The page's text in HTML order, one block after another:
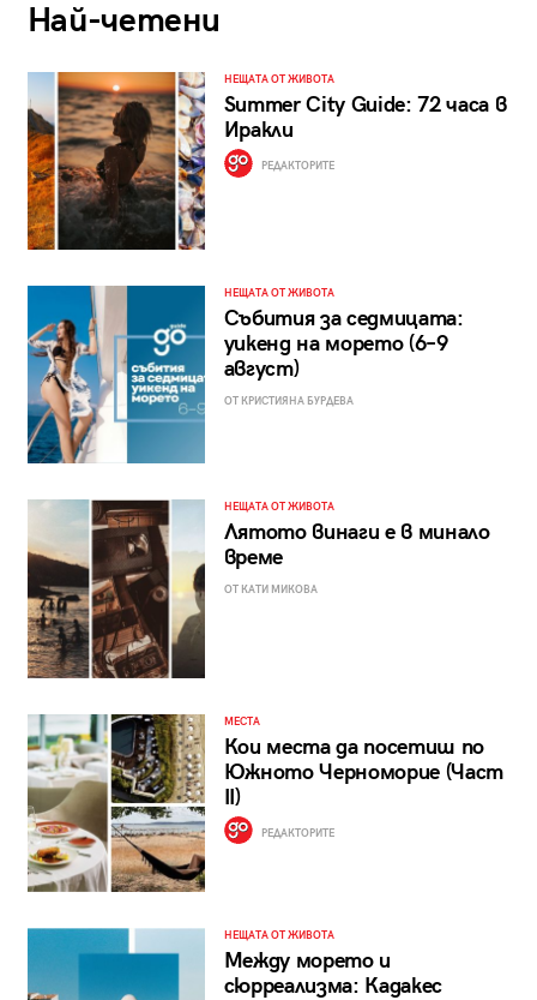
Най-четени
НЕЩАТА ОТ ЖИВОТА
Summer City Guide: 72 часа в
Иракли
РЕДАКТОРИТЕ
НЕЩАТА ОТ ЖИВОТА
Събития за седмицата:
уикенд на морето (6–9
август)
ОТ КРИСТИЯНА БУРДЕВА
НЕЩАТА ОТ ЖИВОТА
Лятото винаги е в минало
време
ОТ КАТИ МИКОВА
МЕСТА
Кои места да посетиш по
Южното Черноморие (Част
II)
РЕДАКТОРИТЕ
НЕЩАТА ОТ ЖИВОТА
Между морето и
сюрреализма: Кадакес